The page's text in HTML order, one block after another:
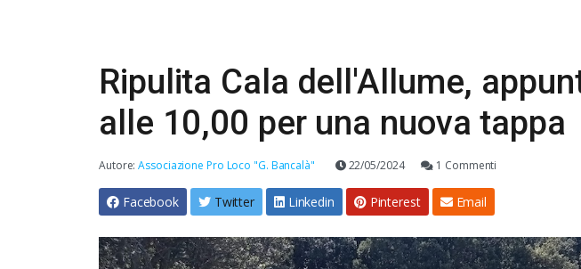
Ripulita Cala dell'Allume,
alle 10,00 per una nuova tappa
Autore:Associazione Pro Loco "G. Bancalà" 22/05/2024 1 Commenti
Facebook Twitter Linkedin Pinterest Email